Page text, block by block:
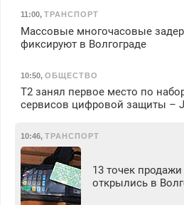
11:00, ТРАНСПОРТ
Массовые многочасовые
фиксируют в Волгограде
10:50, ОБЩЕСТВО
Т2 занял первое место по
сервисов цифровой защиты –
10:46, ТРАНСПОРТ
13 точек
открылись в